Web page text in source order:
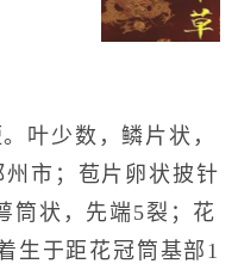
叶少数，鳞片状，
市；苞片卵状披针
筒状，先端5裂；花
生于距花冠筒基部1